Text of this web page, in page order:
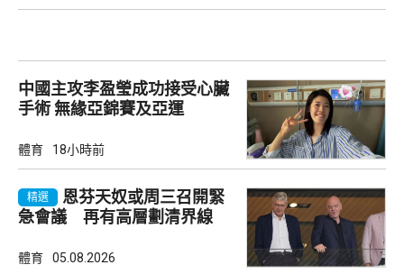
中國主攻李盈瑩成功接受心臟
手術 無緣亞錦賽及亞運
體育 18小時前
精選
恩芬天奴或周三召開緊
急會議 再有高層劃清界線
體育 05.08.2026